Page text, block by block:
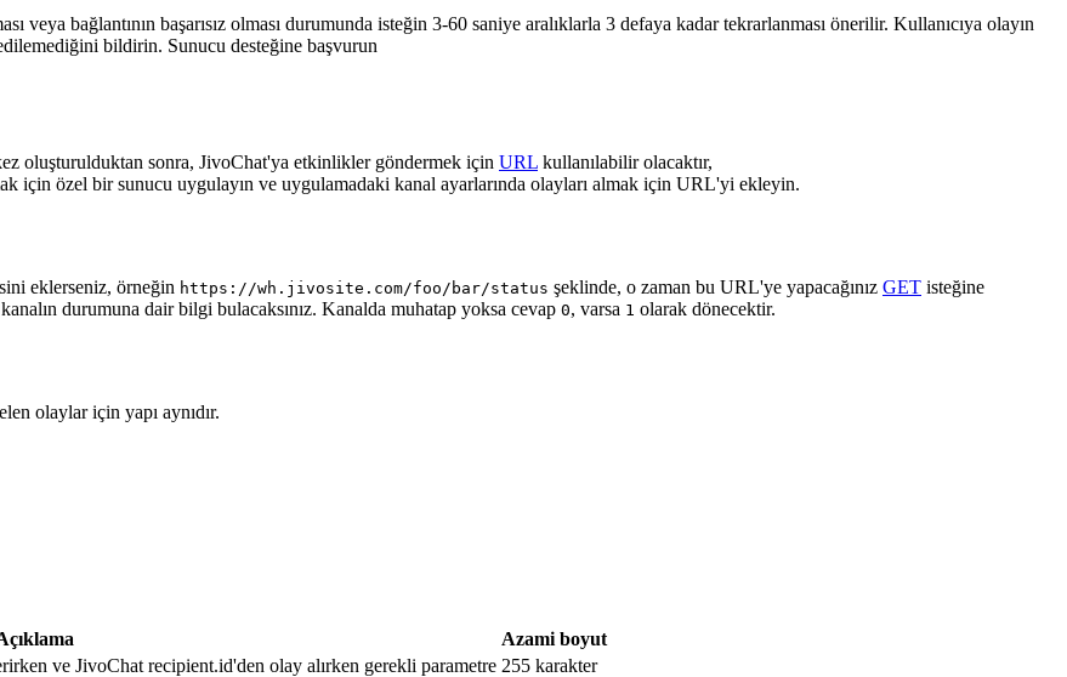
veya bağlantının başarısız olması durumunda isteğin 3-60 saniye aralıklarla 3 defaya kadar tekrarlanması önerilir. Kullanıcıya olayın
bildirin. Sunucu desteğine başvurun
oluşturulduktan sonra, JivoChat'ya etkinlikler göndermek için URL kullanılabilir olacaktır,
için özel bir sunucu uygulayın ve uygulamadaki kanal ayarlarında olayları almak için URL'yi ekleyin.
eklerseniz, örneğin https://wh.jivosite.com/foo/bar/status şeklinde, o zaman bu URL'ye yapacağınız GET isteğine
durumuna dair bilgi bulacaksınız. Kanalda muhatap yoksa cevap 0, varsa 1 olarak dönecektir.
olaylar için yapı aynıdır.
Azami boyut
ve JivoChat recipient.id'den olay alırken gerekli parametre 255 karakter